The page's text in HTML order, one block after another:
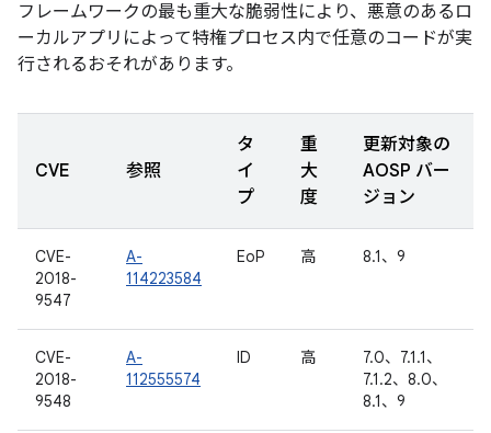
フレームワークの最も重大な脆弱性により、悪意のあるロ
ーカルアプリによって特権プロセス内で任意のコードが実
行されるおそれがあります。
CVE 参照
タ
イ
プ
重
大
度
更新対象の
AOSP バー
ジョン
CVE-
2018-
9547
A-
114223584
EoP 高 8.1、9
CVE-
2018-
9548
A-
112555574
ID 高
7.0、7.1.1、
7.1.2、8.0、
8.1、9